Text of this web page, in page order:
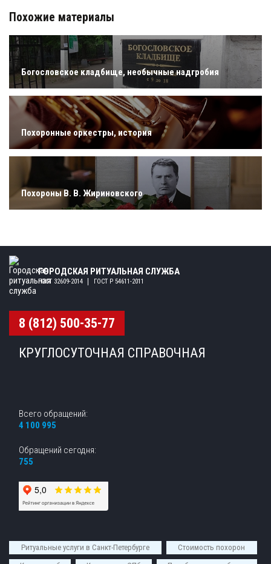
Похожие материалы
Богословское кладбище, необычные надгробия
Похоронные оркестры, история
Похороны В. В. Жириновского
ГОРОДСКАЯ РИТУАЛЬНАЯ СЛУЖБА
ГОСТ 32609-2014 ГОСТ Р 54611-2011
8 (812) 500-35-77
КРУГЛОСУТОЧНАЯ СПРАВОЧНАЯ
Всего обращений:
4 100 995
Обращений сегодня:
755
Ритуальные услуги в Санкт-Петербурге
Стоимость похорон